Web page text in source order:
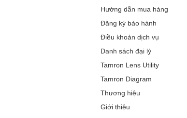
Hướng dẫn mua hàng
Đăng ký bảo hành
Điều khoản dịch vụ
Danh sách đại lý
Tamron Lens Utility
Tamron Diagram
Thương hiệu
Giới thiệu